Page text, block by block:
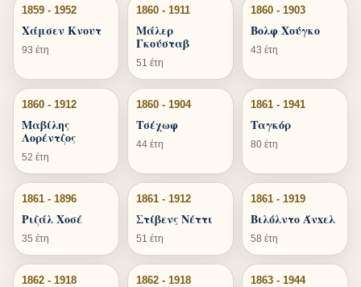
1859 - 1952
Χάμσεν Κνουτ
93 έτη
1860 - 1911
Μάλερ
Γκούσταβ
51 έτη
1860 - 1903
Βολφ Χούγκο
43 έτη
1860 - 1912
Μαβίλης
Λορέντζος
52 έτη
1860 - 1904
Τσέχωφ
44 έτη
1861 - 1941
Ταγκόρ
80 έτη
1861 - 1896
Ριζάλ Χοσέ
35 έτη
1861 - 1912
Στίβενς Νέττι
51 έτη
1861 - 1919
Βιλόλντο Άνxελ
58 έτη
1862 - 1918 1862 - 1918 1863 - 1944